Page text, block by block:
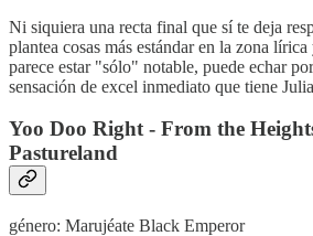
Ni siquiera una recta final que sí te deja
plantea cosas más estándar en la zona
parece estar "sólo" notable, puede echar
sensación de excel inmediato que tiene
Yoo Doo Right - From the
Pastureland
género: Marujéate Black Emperor